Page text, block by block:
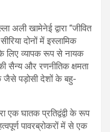
अली खामेनेई द्वारा “जीवित
दोनों में इस्लामिक
लिए व्यापक रूप से नायक
सैन्य और रणनीतिक क्षमता
जैसे पड़ोसी देशों के बहु-
एक घातक प्रतिद्वंद्वी के रूप
पावरब्रोकरों में से एक